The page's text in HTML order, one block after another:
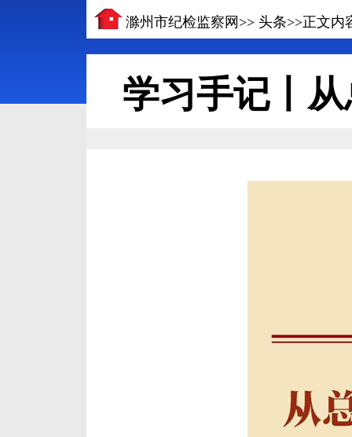
滁州市纪检监察网>> 头条>>正文内
学习手记丨